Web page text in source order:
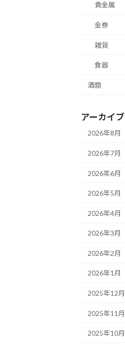
貴金属
金券
雑貨
食器
酒類
アーカイブ
2026年8月
2026年7月
2026年6月
2026年5月
2026年4月
2026年3月
2026年2月
2026年1月
2025年12月
2025年11月
2025年10月